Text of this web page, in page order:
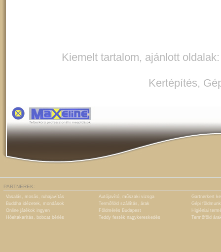
Kiemelt tartalom, ajánlott
Kertépítés,
PARTNEREK:
Vasalás, mosás, ruhajavítás Autójavító, műszaki vizsga
Gartnerkert
Buddha idézetek, mondások
Termőföld szállítás, árak
Gépi
Online játékok ingyen
Földmérés Budapest
Higiéniai
Hóeltakarítás, bobcat bérlés
Teddy festék nagykereskedés Termőföld